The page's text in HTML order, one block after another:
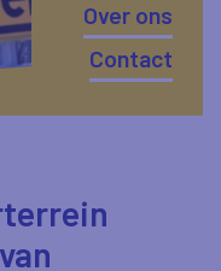
Over ons
Contact